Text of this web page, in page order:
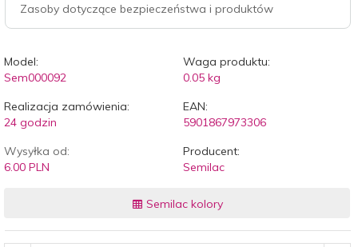
Zasoby dotyczące bezpieczeństwa i produktów
Model:
Sem000092
Waga produktu:
0.05 kg
Realizacja zamówienia:
24 godzin
EAN:
5901867973306
Wysyłka od:
6.00 PLN
Producent:
Semilac
Semilac kolory